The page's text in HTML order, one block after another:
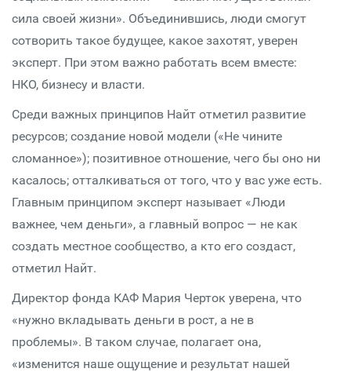
сила своей жизни». Объединившись, люди смогут
сотворить такое будущее, какое захотят, уверен
эксперт. При этом важно работать всем вместе:
НКО, бизнесу и власти.
Среди важных принципов Найт отметил развитие
ресурсов; создание новой модели («Не чините
сломанное»); позитивное отношение, чего бы оно ни
касалось; отталкиваться от того, что у вас уже есть.
Главным принципом эксперт называет «Люди
важнее, чем деньги», а главный вопрос — не как
создать местное сообщество, а кто его создаст,
отметил Найт.
Директор фонда КАФ Мария Черток уверена, что
«нужно вкладывать деньги в рост, а не в
проблемы». В таком случае, полагает она,
«изменится наше ощущение и результат нашей